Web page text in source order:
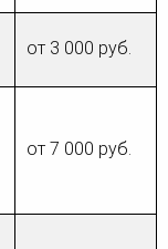
от 3 000 руб.
от 7 000 руб.